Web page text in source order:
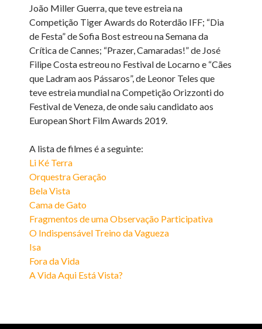
João Miller Guerra, que teve estreia na
Competição Tiger Awards do Roterdão IFF; “Dia
de Festa” de Sofia Bost estreou na Semana da
Crítica de Cannes; “Prazer, Camaradas!” de José
Filipe Costa estreou no Festival de Locarno e “Cães
que Ladram aos Pássaros”, de Leonor Teles que
teve estreia mundial na Competição Orizzonti do
Festival de Veneza, de onde saiu candidato aos
European Short Film Awards 2019.
A lista de filmes é a seguinte:
Li Ké Terra
Orquestra Geração
Bela Vista
Cama de Gato
Fragmentos de uma Observação Participativa
O Indispensável Treino da Vagueza
Isa
Fora da Vida
A Vida Aqui Está Vista?